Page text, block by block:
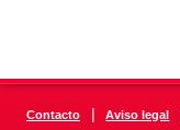
Contacto | Aviso legal